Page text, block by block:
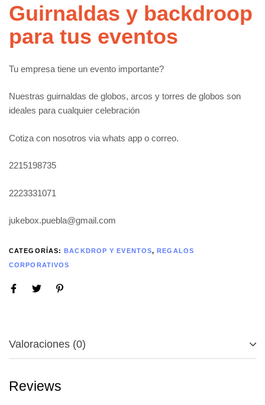
Guirnaldas y backdroop
para tus eventos
Tu empresa tiene un evento importante?
Nuestras guirnaldas de globos, arcos y torres de globos son
ideales para cualquier celebración
Cotiza con nosotros via whats app o correo.
2215198735
2223331071
jukebox.puebla@gmail.com
CATEGORÍAS:BACKDROP Y EVENTOS,REGALOS
CORPORATIVOS
Valoraciones (0)
Reviews